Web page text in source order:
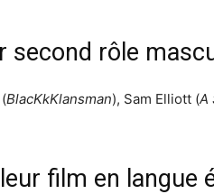
second rôle
BlacKkKlansman), Sam Elliott (A
film en langue